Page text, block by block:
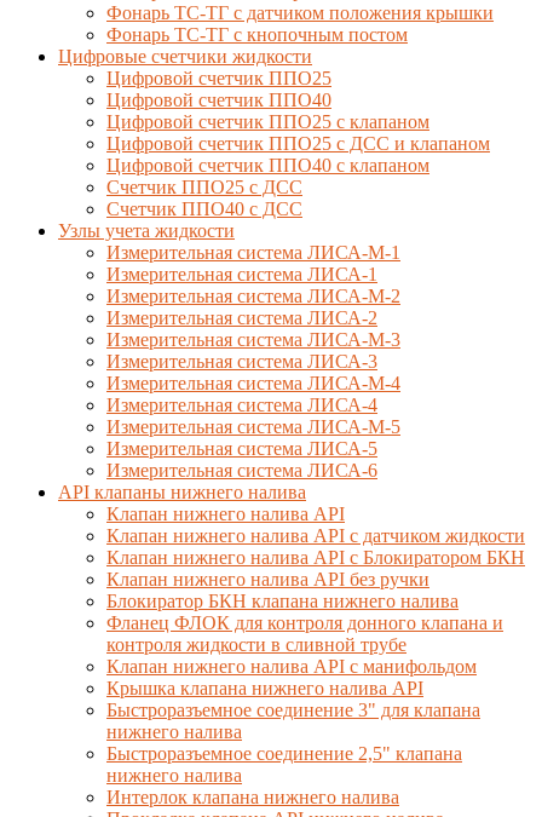
Фонарь ТС-ТГ с датчиком положения крышки
Фонарь ТС-ТГ с кнопочным постом
Цифровые счетчики жидкости
Цифровой счетчик ППО25
Цифровой счетчик ППО40
Цифровой счетчик ППО25 с клапаном
Цифровой счетчик ППО25 с ДСС и клапаном
Цифровой счетчик ППО40 с клапаном
Счетчик ППО25 с ДСС
Счетчик ППО40 с ДСС
Узлы учета жидкости
Измерительная система ЛИСА-М-1
Измерительная система ЛИСА-1
Измерительная система ЛИСА-М-2
Измерительная система ЛИСА-2
Измерительная система ЛИСА-М-3
Измерительная система ЛИСА-3
Измерительная система ЛИСА-М-4
Измерительная система ЛИСА-4
Измерительная система ЛИСА-М-5
Измерительная система ЛИСА-5
Измерительная система ЛИСА-6
API клапаны нижнего налива
Клапан нижнего налива API
Клапан нижнего налива API с датчиком жидкости
Клапан нижнего налива API с Блокиратором БКН
Клапан нижнего налива API без ручки
Блокиратор БКН клапана нижнего налива
Фланец ФЛОК для контроля донного клапана и
контроля жидкости в сливной трубе
Клапан нижнего налива API с манифольдом
Крышка клапана нижнего налива API
Быстроразъемное соединение 3" для клапана
нижнего налива
Быстроразъемное соединение 2,5" клапана
нижнего налива
Интерлок клапана нижнего налива